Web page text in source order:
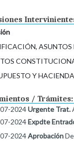
Y HACIENDA
/ Trámites:
2024Urgente Trat.
2024Expdte
2024Aprobación